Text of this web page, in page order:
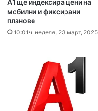
А1 ще индексира цени на
мобилни и фиксирани
планове
10:01ч, неделя, 23 март, 2025